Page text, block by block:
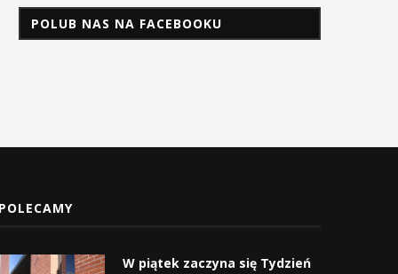
POLUB NAS NA FACEBOOKU
POLECAMY
W piątek zaczyna się Tydzień